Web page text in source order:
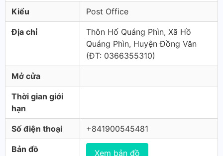
Kiểu Post Office
Địa chỉ
Thôn Hố Quáng Phìn, Xã Hồ
Quáng Phìn, Huyện Đồng Văn
(ÐT: 0366355310)
Mở cửa
Thời gian giới
hạn
Số điện thoại +841900545481
Bản đồ Xem bản đồ